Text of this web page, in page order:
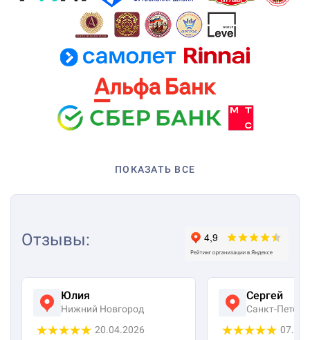
ПОКАЗАТЬ ВСЕ
Отзывы:
Юлия
Нижний Новгород
20.04.2026
Сергей
Санкт-